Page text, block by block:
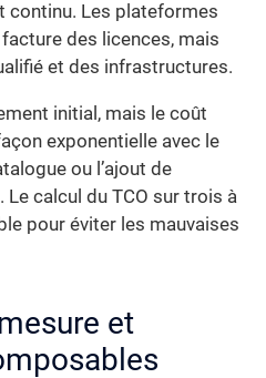
continu. Les plateformes
des licences, mais
et des infrastructures.
initial, mais le coût
exponentielle avec le
ou l’ajout de
calcul du TCO sur trois à
pour éviter les mauvaises
et